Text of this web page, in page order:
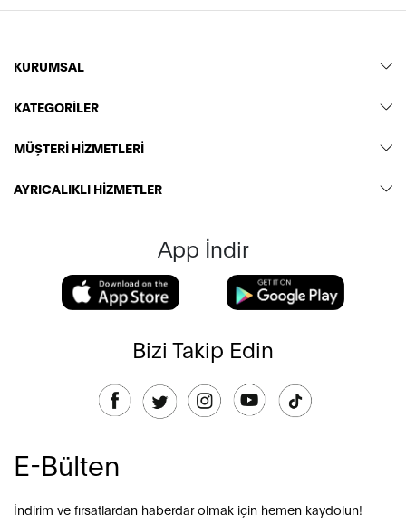
KURUMSAL
KATEGORİLER
MÜŞTERİ HİZMETLERİ
AYRICALIKLI HİZMETLER
App İndir
Bizi Takip Edin
E-Bülten
İndirim ve fırsatlardan haberdar olmak için hemen kaydolun!